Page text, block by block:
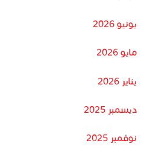
يونيو 2026
مايو 2026
يناير 2026
ديسمبر 2025
نوفمبر 2025